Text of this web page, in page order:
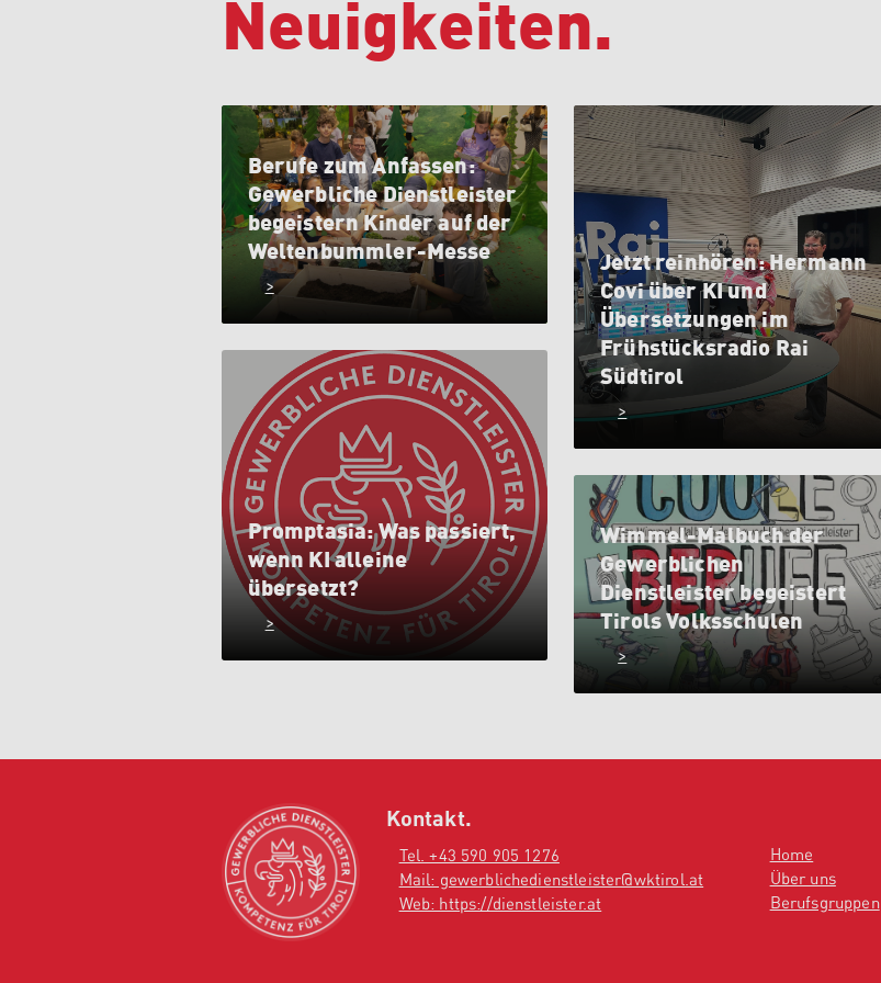
Neuigkeiten.
Berufe zum Anfassen:
Gewerbliche Dienstleister
begeistern Kinder auf der
Weltenbummler-Messe
>
Jetzt reinhören: Hermann
Covi über KI und
Übersetzungen im
Frühstücksradio Rai
Südtirol
>
Promptasia: Was passiert,
wenn KI alleine
übersetzt?
>
Wimmel-Malbuch der
Gewerblichen
Dienstleister begeistert
Tirols Volksschulen
>
Kontakt.
Tel. +43 590 905 1276
Mail: gewerblichedienstleister@wktirol.at
Web: https://dienstleister.at
Home
Über uns
Berufsgruppen